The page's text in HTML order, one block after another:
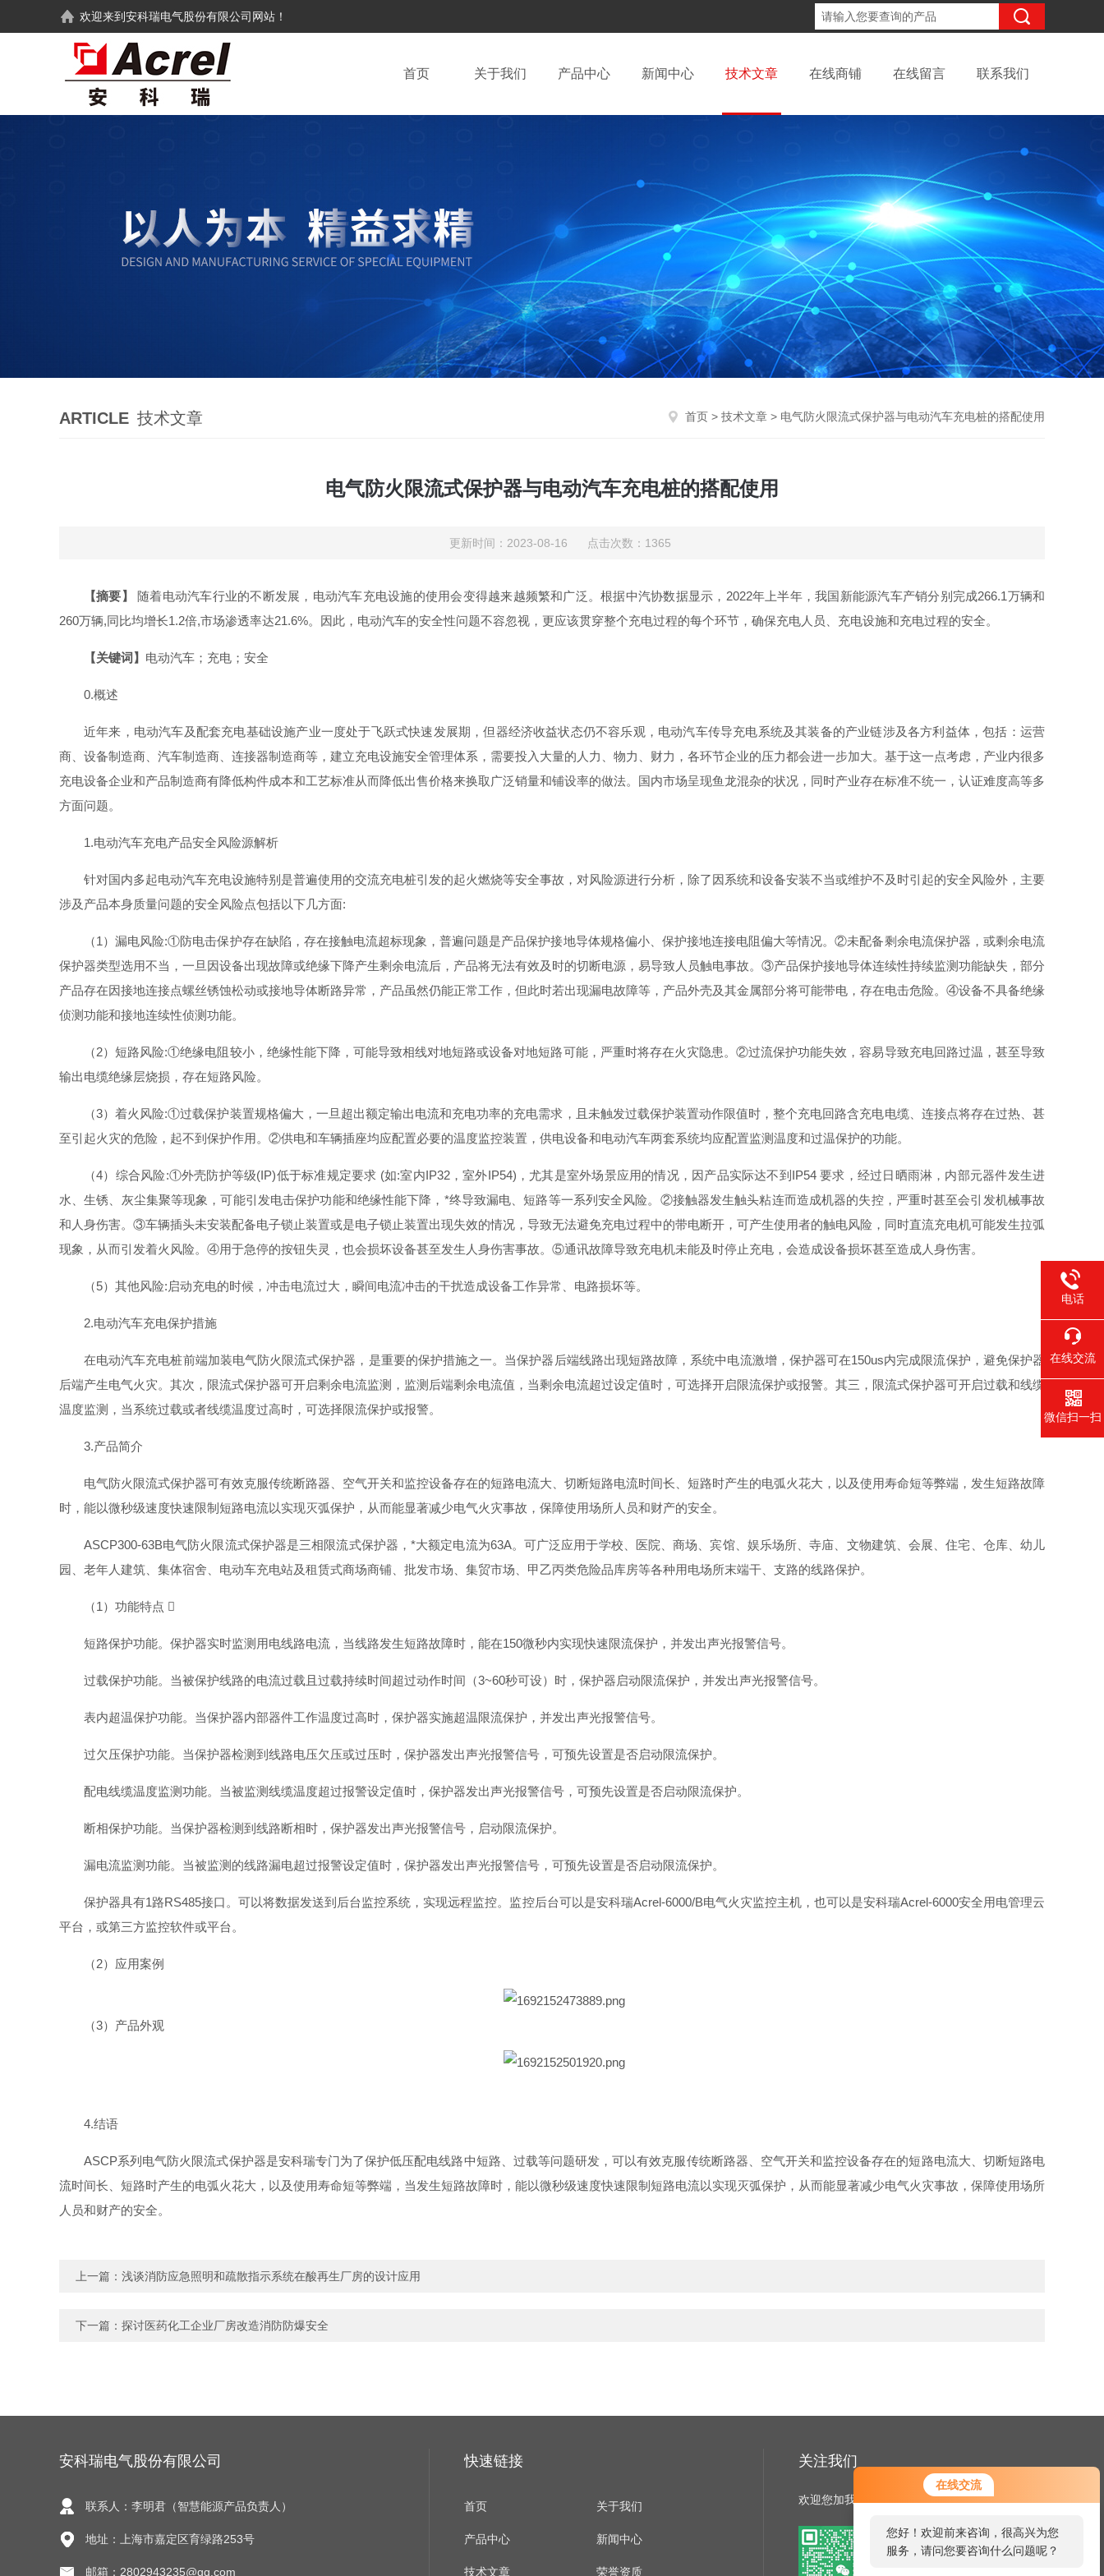
在线交流
您好！欢迎前来咨询，很高兴为您
服务，请问您要咨询什么问题呢？
欢迎来到安科瑞电气股份有限公司 网站！
首页 关于我们 产品中心 新闻中心 技术文章 在线商铺 在线留言 联系我们
ARTICLE 技术文章 首页 > 技术文章 > 电气防火限流式保护器与电动汽车充电桩的搭配使用
电气防火限流式保护器与电动汽车充电桩的搭配使用
更新时间：2023-08-16 点击次数：1365
【摘要】 随着电动汽车行业的不断发展，电动汽车充电设施的使用会变得越来越频繁和广泛。根据中汽协数据显示，2022年上半年，我国新能源汽车产销分别完成266.1万辆和
260万辆,同比均增长1.2倍,市场渗透率达21.6%。因此，电动汽车的安全性问题不容忽视，更应该贯穿整个充电过程的每个环节，确保充电人员、充电设施和充电过程的安全。
【关键词】 电动汽车；充电；安全
0.概述
近年来，电动汽车及配套充电基础设施产业一度处于飞跃式快速发展期，但器经济收益状态仍不容乐观，电动汽车传导充电系统及其装备的产业链涉及各方利益体，包括：运营
商、设备制造商、汽车制造商、连接器制造商等，建立充电设施安全管理体系，需要投入大量的人力、物力、财力，各环节企业的压力都会进一步加大。基于这一点考虑，产业内很多
充电设备企业和产品制造商有降低构件成本和工艺标准从而降低出售价格来换取广泛销量和铺设率的做法。国内市场呈现鱼龙混杂的状况，同时产业存在标准不统一，认证难度高等多
方面问题。
1.电动汽车充电产品安全风险源解析
针对国内多起电动汽车充电设施特别是普遍使用的交流充电桩引发的起火燃烧等安全事故，对风险源进行分析，除了因系统和设备安装不当或维护不及时引起的安全风险外，主要
涉及产品本身质量问题的安全风险点包括以下几方面:
（1）漏电风险:①防电击保护存在缺陷，存在接触电流超标现象，普遍问题是产品保护接地导体规格偏小、保护接地连接电阻偏大等情况。②未配备剩余电流保护器，或剩余电流
保护器类型选用不当，一旦因设备出现故障或绝缘下降产生剩余电流后，产品将无法有效及时的切断电源，易导致人员触电事故。③产品保护接地导体连续性持续监测功能缺失，部分
产品存在因接地连接点螺丝锈蚀松动或接地导体断路异常，产品虽然仍能正常工作，但此时若出现漏电故障等，产品外壳及其金属部分将可能带电，存在电击危险。④设备不具备绝缘
侦测功能和接地连续性侦测功能。
（2）短路风险:①绝缘电阻较小，绝缘性能下降，可能导致相线对地短路或设备对地短路可能，严重时将存在火灾隐患。②过流保护功能失效，容易导致充电回路过温，甚至导致
输出电缆绝缘层烧损，存在短路风险。
（3）着火风险:①过载保护装置规格偏大，一旦超出额定输出电流和充电功率的充电需求，且未触发过载保护装置动作限值时，整个充电回路含充电电缆、连接点将存在过热、甚
至引起火灾的危险，起不到保护作用。②供电和车辆插座均应配置必要的温度监控装置，供电设备和电动汽车两套系统均应配置监测温度和过温保护的功能。
（4）综合风险:①外壳防护等级(IP)低于标准规定要求 (如:室内IP32，室外IP54)，尤其是室外场景应用的情况，因产品实际达不到IP54 要求，经过日晒雨淋，内部元器件发生进
水、生锈、灰尘集聚等现象，可能引发电击保护功能和绝缘性能下降，*终导致漏电、短路等一系列安全风险。②接触器发生触头粘连而造成机器的失控，严重时甚至会引发机械事故
和人身伤害。③车辆插头未安装配备电子锁止装置或是电子锁止装置出现失效的情况，导致无法避免充电过程中的带电断开，可产生使用者的触电风险，同时直流充电机可能发生拉弧
现象，从而引发着火风险。④用于急停的按钮失灵，也会损坏设备甚至发生人身伤害事故。⑤通讯故障导致充电机未能及时停止充电，会造成设备损坏甚至造成人身伤害。
（5）其他风险:启动充电的时候，冲击电流过大，瞬间电流冲击的干扰造成设备工作异常、电路损坏等。
2.电动汽车充电保护措施
在电动汽车充电桩前端加装电气防火限流式保护器，是重要的保护措施之一。当保护器后端线路出现短路故障，系统中电流激增，保护器可在150us内完成限流保护，避免保护器
后端产生电气火灾。其次，限流式保护器可开启剩余电流监测，监测后端剩余电流值，当剩余电流超过设定值时，可选择开启限流保护或报警。其三，限流式保护器可开启过载和线缆
温度监测，当系统过载或者线缆温度过高时，可选择限流保护或报警。
3.产品简介
电气防火限流式保护器可有效克服传统断路器、空气开关和监控设备存在的短路电流大、切断短路电流时间长、短路时产生的电弧火花大，以及使用寿命短等弊端，发生短路故障
时，能以微秒级速度快速限制短路电流以实现灭弧保护，从而能显著减少电气火灾事故，保障使用场所人员和财产的安全。
ASCP300-63B电气防火限流式保护器是三相限流式保护器，*大额定电流为63A。可广泛应用于学校、医院、商场、宾馆、娱乐场所、寺庙、文物建筑、会展、住宅、仓库、幼儿
园、老年人建筑、集体宿舍、电动车充电站及租赁式商场商铺、批发市场、集贸市场、甲乙丙类危险品库房等各种用电场所末端干、支路的线路保护。
（1）功能特点 
短路保护功能。保护器实时监测用电线路电流，当线路发生短路故障时，能在150微秒内实现快速限流保护，并发出声光报警信号。
过载保护功能。当被保护线路的电流过载且过载持续时间超过动作时间（3~60秒可设）时，保护器启动限流保护，并发出声光报警信号。
表内超温保护功能。当保护器内部器件工作温度过高时，保护器实施超温限流保护，并发出声光报警信号。
过欠压保护功能。当保护器检测到线路电压欠压或过压时，保护器发出声光报警信号，可预先设置是否启动限流保护。
配电线缆温度监测功能。当被监测线缆温度超过报警设定值时，保护器发出声光报警信号，可预先设置是否启动限流保护。
断相保护功能。当保护器检测到线路断相时，保护器发出声光报警信号，启动限流保护。
漏电流监测功能。当被监测的线路漏电超过报警设定值时，保护器发出声光报警信号，可预先设置是否启动限流保护。
保护器具有1路RS485接口。可以将数据发送到后台监控系统，实现远程监控。监控后台可以是安科瑞Acrel-6000/B电气火灾监控主机，也可以是安科瑞Acrel-6000安全用电管理云
平台，或第三方监控软件或平台。
（2）应用案例
（3）产品外观
4.结语
ASCP系列电气防火限流式保护器是安科瑞专门为了保护低压配电线路中短路、过载等问题研发，可以有效克服传统断路器、空气开关和监控设备存在的短路电流大、切断短路电
流时间长、短路时产生的电弧火花大，以及使用寿命短等弊端，当发生短路故障时，能以微秒级速度快速限制短路电流以实现灭弧保护，从而能显著减少电气火灾事故，保障使用场所
人员和财产的安全。
上一篇： 浅谈消防应急照明和疏散指示系统在酸再生厂房的设计应用
下一篇： 探讨医药化工企业厂房改造消防防爆安全
安科瑞电气股份有限公司
联系人：李明君（智慧能源产品负责人）
地址：上海市嘉定区育绿路253号
邮箱：2802943235@qq.com
快速链接
首页 关于我们
产品中心 新闻中心
技术文章 荣誉资质
关注我们
欢迎您加我微信了解更多信息
电话
在线交流
微信扫一扫